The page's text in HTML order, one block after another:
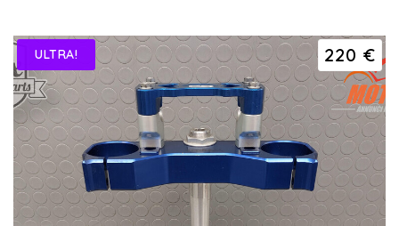
220 €
ULTRA!